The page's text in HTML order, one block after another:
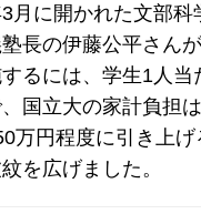
月に開かれた文部
長の伊藤公平さん
るには、学生1人当
国立大の家計負担
万円程度に引き上げ
を広げました。